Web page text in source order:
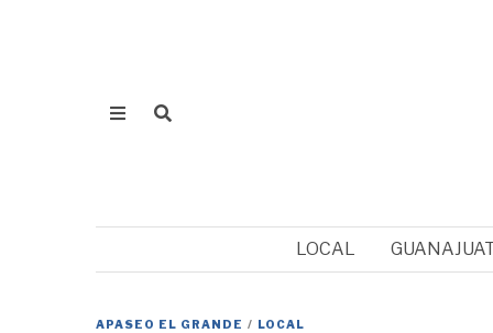
LOCAL
APASEO EL GRANDE / LOCAL